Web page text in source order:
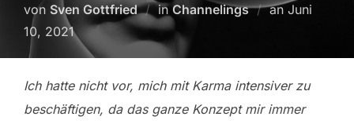
von Sven Gottfried in Channelings an Juni
10, 2021
Ich hatte nicht vor, mich mit Karma intensiver zu
beschäftigen, da das ganze Konzept mir immer